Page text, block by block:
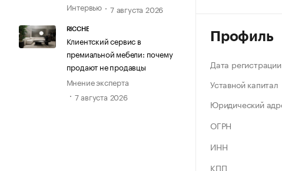
Интервью
7 августа 2026
RICCHE
Клиентский сервис в
премиальной мебели: почему
продают не продавцы
Мнение эксперта
7 августа 2026
Профиль
Дата регистрации
Уставной капитал
Юридический
ОГРН
ИНН
КПП